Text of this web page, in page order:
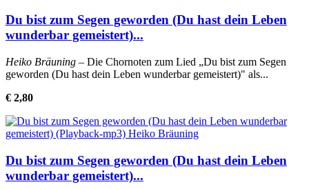
Du bist zum Segen geworden (Du hast dein Leben
wunderbar gemeistert)...
Heiko Bräuning – Die Chornoten zum Lied „Du bist zum Segen
geworden (Du hast dein Leben wunderbar gemeistert)" als...
€ 2,80
Du bist zum Segen geworden (Du hast dein Leben
wunderbar gemeistert)...